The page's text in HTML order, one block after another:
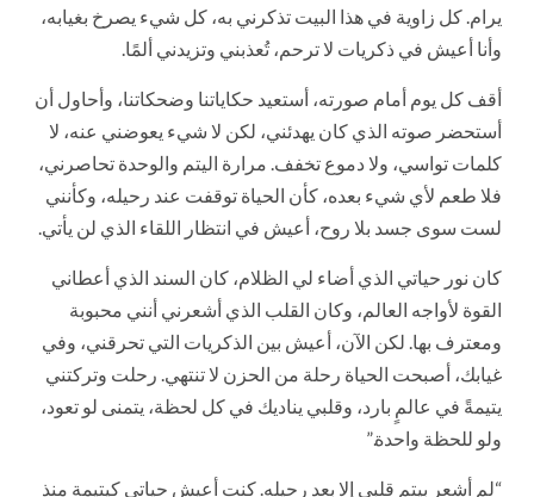
يرام. كل زاوية في هذا البيت تذكرني به، كل شيء يصرخ بغيابه،
وأنا أعيش في ذكريات لا ترحم، تُعذبني وتزيدني ألمًا.
أقف كل يوم أمام صورته، أستعيد حكاياتنا وضحكاتنا، وأحاول أن
أستحضر صوته الذي كان يهدئني، لكن لا شيء يعوضني عنه، لا
كلمات تواسي، ولا دموع تخفف. مرارة اليتم والوحدة تحاصرني،
فلا طعم لأي شيء بعده، كأن الحياة توقفت عند رحيله، وكأنني
لست سوى جسد بلا روح، أعيش في انتظار اللقاء الذي لن يأتي.
كان نور حياتي الذي أضاء لي الظلام، كان السند الذي أعطاني
القوة لأواجه العالم، وكان القلب الذي أشعرني أنني محبوبة
ومعترف بها. لكن الآن، أعيش بين الذكريات التي تحرقني، وفي
غيابك، أصبحت الحياة رحلة من الحزن لا تنتهي. رحلت وتركتني
يتيمةً في عالمٍ بارد، وقلبي يناديك في كل لحظة، يتمنى لو تعود،
ولو للحظة واحدة.”
“لم أشعر بيتمِ قلبي إلا بعد رحيله. كنت أعيش حياتي كيتيمة منذ